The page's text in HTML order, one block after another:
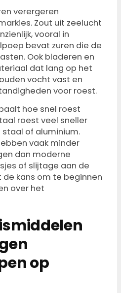
verergeren
Zout uit zeelucht
vooral in
bevat zuren die de
Ook bladeren en
dat lang op het
vocht vast en
voor roest.
hoe snel roest
roest veel sneller
of aluminium.
vaak minder
dan moderne
of slijtage aan de
kans om te beginnen
over het
op